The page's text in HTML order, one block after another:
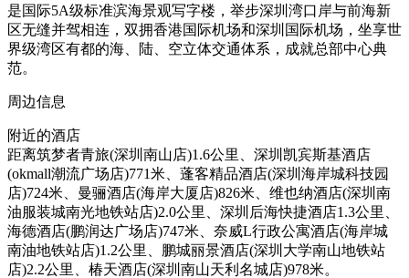
是国际5A级标准滨海景观写字楼，举步深圳湾口岸与前海新
区无缝并驾相连，双拥香港国际机场和深圳国际机场，坐享世
界级湾区有都的海、陆、空立体交通体系，成就总部中心典
范。
周边信息
附近的酒店
距离筑梦者青旅(深圳南山店)1.6公里、深圳凯宾斯基酒店
(okmall潮流广场店)771米、蓬客精品酒店(深圳海岸城科技园
店)724米、曼骊酒店(海岸大厦店)826米、维也纳酒店(深圳南
油服装城南光地铁站店)2.0公里、深圳后海快捷酒店1.3公里、
海德酒店(鹏润达广场店)747米、奈威L行政公寓酒店(海岸城
南油地铁站店)1.2公里、鹏城丽景酒店(深圳大学南山地铁站
店)2.2公里、椿天酒店(深圳南山天利名城店)978米。